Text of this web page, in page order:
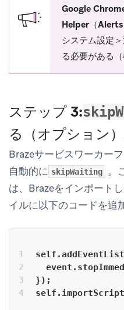
Google
Helper（
システム設定
る必要がある
ステップ 3:
る（オプション）
Brazeサービスワーカー
自動的に skipWaiting
。
は、Brazeをインポート
イルに以下のコードを追
});